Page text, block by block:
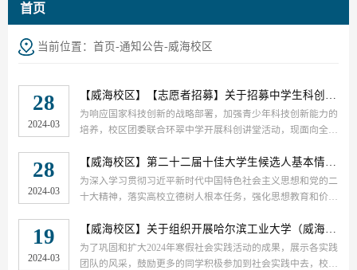
首页
当前位置： 首页-通知公告-威海校区
28
2024-03
【威海校区】 【志愿者招募】关于招募中学生科创讲师志愿者的通知
为响应国家科技创新的战略部署，加强青少年科技创新能力的
培养，校区团委联合环翠中学开展科创讲堂活动，现面向全体
28
2024-03
【威海校区】第二十二届十佳大学生候选人基本情况公示
为深入学习贯彻习近平新时代中国特色社会主义思想和党的二
十大精神，落实高校立德树人根本任务，强化思想教育和价值
生典型，发挥示范引领作用，引导广大青年学生坚定理想信
念、练就过硬本领、勇于创新创造、矢志艰苦奋斗、锤炼高尚
品格，做有理想、有追求、有担当、有作为、有品质、有修养
19
2024-03
【威海校区】 关于组织开展哈尔滨工业大学（威海）2024年寒假社会实践项目结题的通知
为了巩固和扩大2024年寒假社会实践活动的成果，展示各实践
团队的风采，鼓励更多的同学积极参加到社会实践中去，校区